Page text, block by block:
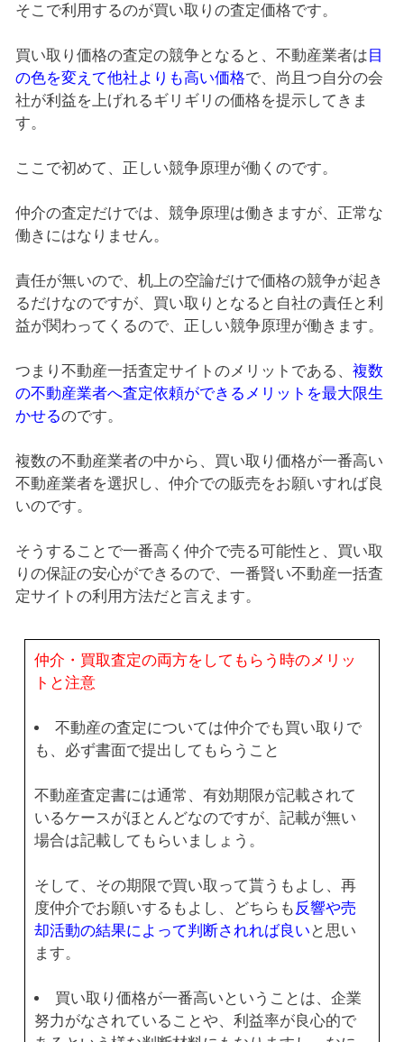
そこで利用するのが買い取りの査定価格です。
買い取り価格の査定の競争となると、不動産業者は目
の色を変えて他社よりも高い価格で、尚且つ自分の会
社が利益を上げれるギリギリの価格を提示してきま
す。
ここで初めて、正しい競争原理が働くのです。
仲介の査定だけでは、競争原理は働きますが、正常な
働きにはなりません。
責任が無いので、机上の空論だけで価格の競争が起き
るだけなのですが、買い取りとなると自社の責任と利
益が関わってくるので、正しい競争原理が働きます。
つまり不動産一括査定サイトのメリットである、 複数
の不動産業者へ査定依頼ができるメリットを最大限生
かせるのです。
複数の不動産業者の中から、買い取り価格が一番高い
不動産業者を選択し、仲介での販売をお願いすれば良
いのです。
そうすることで一番高く仲介で売る可能性と、買い取
りの保証の安心ができるので、一番賢い不動産一括査
定サイトの利用方法だと言えます。
仲介・買取査定の両方をしてもらう時のメリッ
トと注意
不動産の査定については仲介でも買い取りで
も、必ず書面で提出してもらうこと
不動産査定書には通常、有効期限が記載されて
いるケースがほとんどなのですが、記載が無い
場合は記載してもらいましょう。
そして、その期限で買い取って貰うもよし、再
度仲介でお願いするもよし、どちらも 反響や売
却活動の結果によって判断されれば良い と思い
ます。
買い取り価格が一番高いということは、企業
努力がなされていることや、利益率が良心的で